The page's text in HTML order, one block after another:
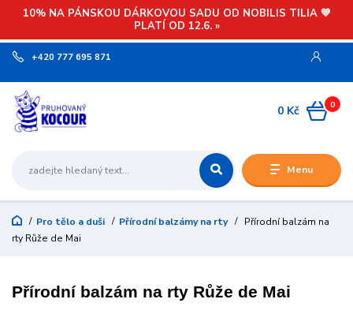
10% NA PÁNSKOU DÁRKOVOU SADU OD NOBILIS TILIA 💙
PLATÍ OD 12.6. »
Menu
+420 777 695 871
0
0 Kč
Pro tělo a duši Přírodní balzámy na rty
Přírodní balzám na
rty Růže de Mai
Přírodní balzám na rty Růže de Mai